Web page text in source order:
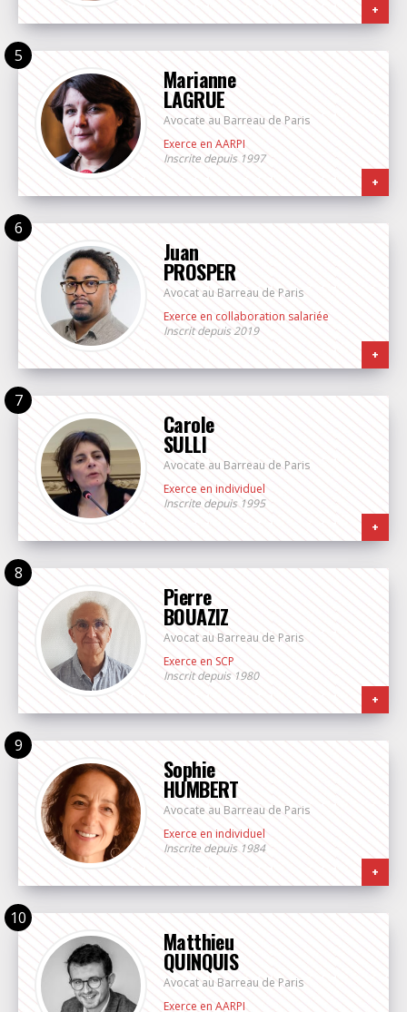
+
Marianne
LAGRUE
Avocate au Barreau de Paris
Exerce en AARPI
Inscrite depuis 1997
+
Juan
PROSPER
Avocat au Barreau de Paris
Exerce en collaboration salariée
Inscrit depuis 2019
+
Carole
SULLI
Avocate au Barreau de Paris
Exerce en individuel
Inscrite depuis 1995
+
Pierre
BOUAZIZ
Avocat au Barreau de Paris
Exerce en SCP
Inscrit depuis 1980
+
Sophie
HUMBERT
Avocate au Barreau de Paris
Exerce en individuel
Inscrite depuis 1984
+
Matthieu
QUINQUIS
Avocat au Barreau de Paris
Exerce en AARPI